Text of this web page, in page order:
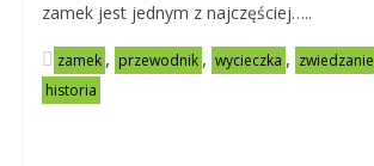
zamek jest jednym z najczęściej…..
zamek , przewodnik , wycieczka , zwiedzanie
historia